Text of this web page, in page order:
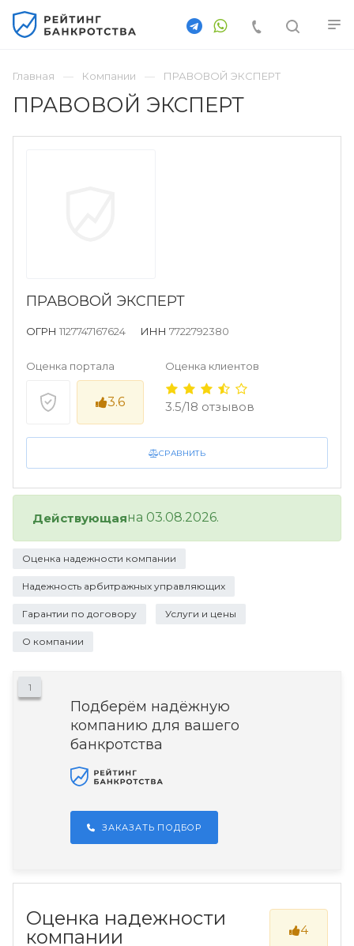
Главная Компании ПРАВОВОЙ ЭКСПЕРТ
ПРАВОВОЙ ЭКСПЕРТ
СРАВНИТЬ
ПРАВОВОЙ ЭКСПЕРТ
ОГРН 1127747167624 ИНН 7722792380
Оценка портала
3.6
Оценка клиентов
3.5/18 отзывов
Действующаяна 03.08.2026.
Оценка надежности компании
Надежность арбитражных управляющих
Гарантии по договору Услуги и цены
О компании
1
Подберём надёжную
компанию для вашего
банкротства
ЗАКАЗАТЬ ПОДБОР
Оценка надежности
компании
4